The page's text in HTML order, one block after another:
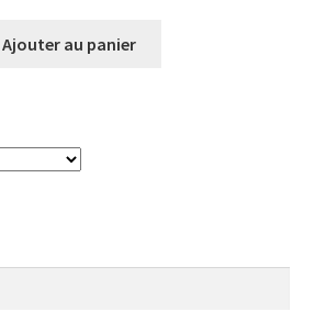
Ajouter au panier